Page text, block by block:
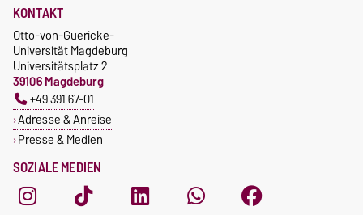
SOZIALE MEDIEN
KONTAKT
Otto-von-Guericke-
Universität Magdeburg
Universitätsplatz 2
39106 Magdeburg
+49 391 67-01
Adresse & Anreise
Presse & Medien